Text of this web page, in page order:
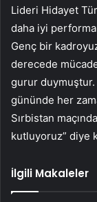
Lideri Hidayet
daha iyi
Genç bir
derecede
gurur
gününde her
Sırbistan
kutluyoruz” diye
İlgili Makaleler